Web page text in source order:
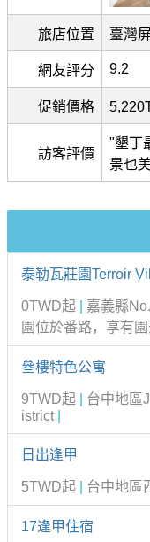
旅店位置 臺灣
網友評分 9.2
促銷價格
訪客評價
"墾丁
景也
泰勒瓦莊園Terroir
0TWD起
嘉義縣
園位於番路，享有
叄樓特色公寓
9TWD起
台中地區
istrict
日出逢甲
5TWD起
台中地區
17逢甲住宿